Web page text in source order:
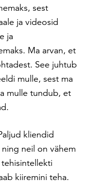
sest
ja videosid
ja
Ma arvan, et
See juhtub
mulle, sest ma
mulle tundub, et
kliendid
neil on vähem
kiiremini teha.